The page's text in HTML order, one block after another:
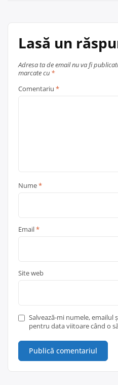
Lasă un
Adresa ta de email nu va fi
marcate cu *
Comentariu *
Nume*
Email*
Site web
Salvează-mi numele, emailul
pentru data viitoare când o